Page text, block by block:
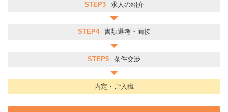
STEP3 求人の紹介
STEP4 書類選考・面接
STEP5 条件交渉
内定・ご入職